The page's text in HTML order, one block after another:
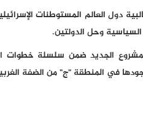
دول العالم المستوطنات
وحل الدولتين.
الجديد ضمن سلسلة خطوات
في المنطقة "ج" من الضفة